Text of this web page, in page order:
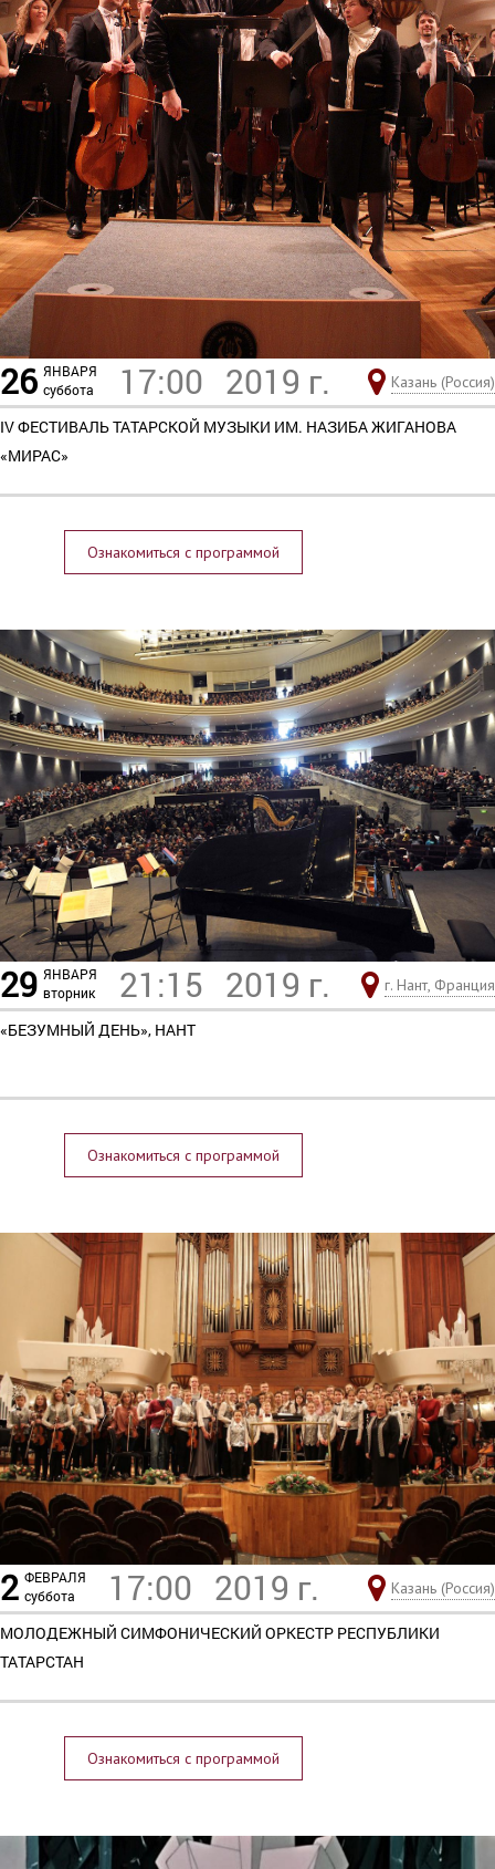
26 ЯНВАРЯ
суббота
17:00 2019 г. Казань (Россия)
IV ФЕСТИВАЛЬ ТАТАРСКОЙ МУЗЫКИ ИМ. НАЗИБА ЖИГАНОВА
«МИРАС»
Ознакомиться с программой
29 ЯНВАРЯ
вторник
21:15 2019 г. г. Нант, Франция
«БЕЗУМНЫЙ ДЕНЬ», НАНТ
Ознакомиться с программой
2 ФЕВРАЛЯ
суббота
17:00 2019 г. Казань (Россия)
МОЛОДЕЖНЫЙ СИМФОНИЧЕСКИЙ ОРКЕСТР РЕСПУБЛИКИ
ТАТАРСТАН
Ознакомиться с программой